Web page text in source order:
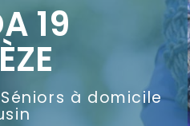
19
à domicile